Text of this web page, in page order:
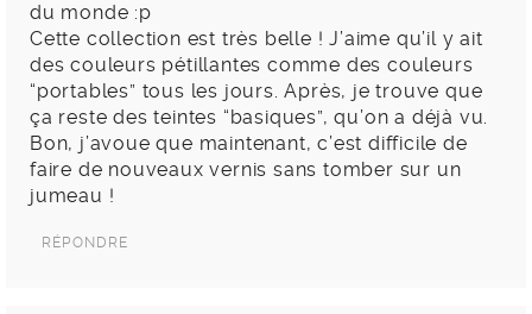
du monde :p
Cette collection est très belle ! J’aime qu’il y ait
des couleurs pétillantes comme des couleurs
“portables” tous les jours. Après, je trouve que
ça reste des teintes “basiques”, qu’on a déjà vu.
Bon, j’avoue que maintenant, c’est difficile de
faire de nouveaux vernis sans tomber sur un
jumeau !
RÉPONDRE